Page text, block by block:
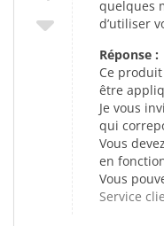
quelques
d’utiliser
Réponse :
Ce
être
Je vous
qui
Vous
en
Vous
Service